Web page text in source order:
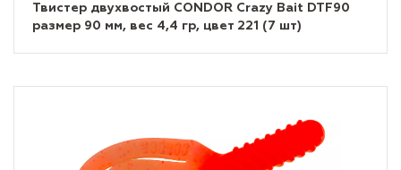
Твистер двухвостый CONDOR Crazy Bait DTF90
размер 90 мм, вес 4,4 гр, цвет 221 (7 шт)